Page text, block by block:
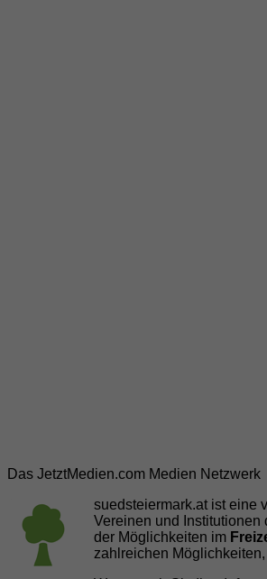
Das JetztMedien.com Medien Netzwerk
suedsteiermark.at ist eine
Vereinen und Institutionen
der Möglichkeiten im
zahlreichen